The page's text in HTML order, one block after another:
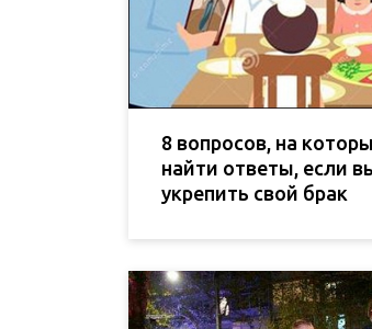
8 вопросов, на
найти ответы, если
укрепить свой брак